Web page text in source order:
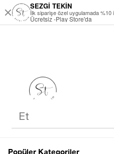
Popüler Kategoriler
SEZGİ TEKİN
İlk siparişe özel uygulamada %10
Ücretsiz -Play Store'da